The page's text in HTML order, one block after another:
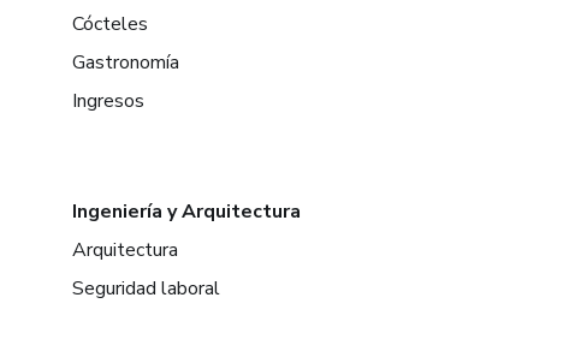
Cócteles
Gastronomía
Ingresos
Ingeniería y Arquitectura
Arquitectura
Seguridad laboral